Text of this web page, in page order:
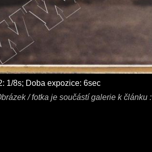
1/8s; Doba expozice: 6sec
/ fotka je součástí galerie k článku :